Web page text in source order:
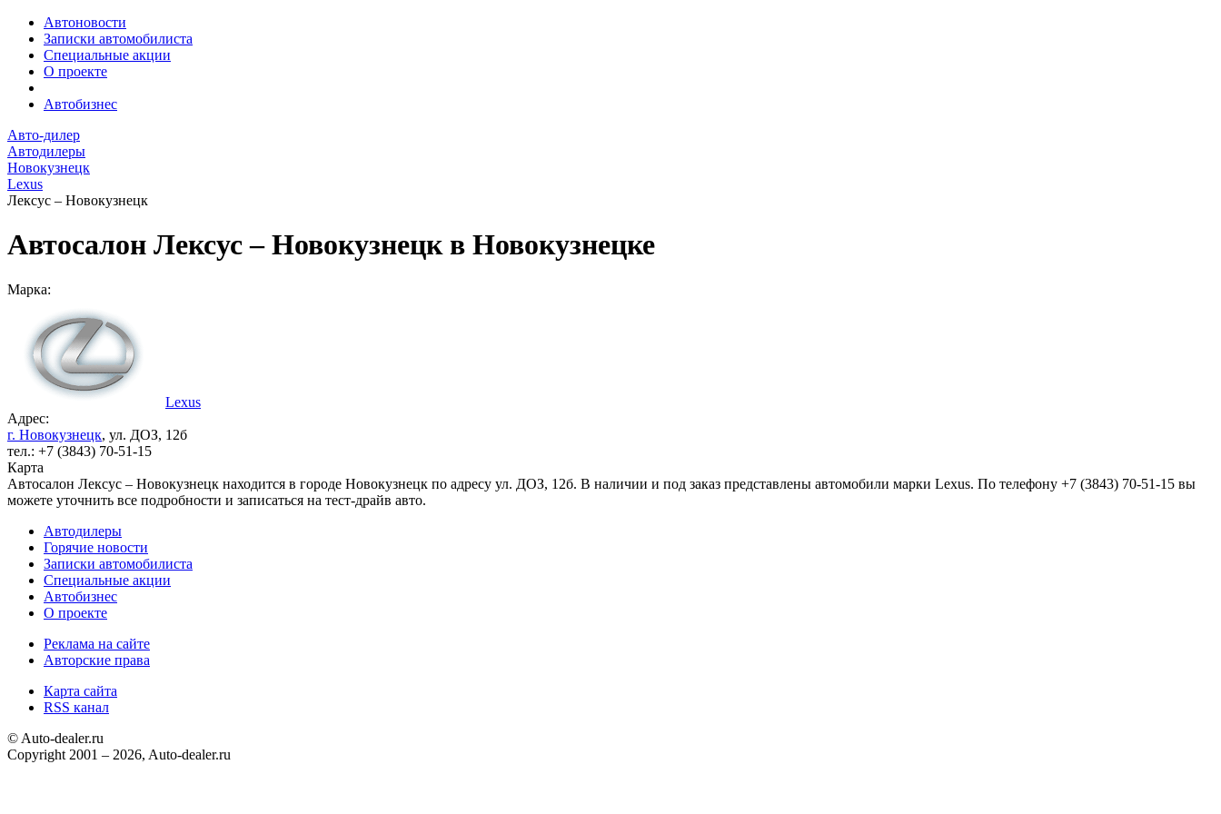
Автоновости
Записки автомобилиста
Специальные акции
О проекте
Автобизнес
Авто-дилер
Автодилеры
Новокузнецк
Lexus
Лексус – Новокузнецк
Автосалон Лексус – Новокузнецк в Новокузнецке
Марка:
Lexus
Адрес:
г. Новокузнецк, ул. ДОЗ, 12б
тел.: +7 (3843) 70-51-15
Карта
Автосалон Лексус – Новокузнецк находится в городе Новокузнецк по адресу ул. ДОЗ, 12б. В наличии и под заказ представлены автомобили марки Lexus. По телефону +7 (3843) 70-51-15 вы
можете уточнить все подробности и записаться на тест-драйв авто.
Автодилеры
Горячие новости
Записки автомобилиста
Специальные акции
Автобизнес
О проекте
Реклама на сайте
Авторские права
Карта сайта
RSS канал
© Auto-dealer.ru
Copyright 2001 – 2026, Auto-dealer.ru